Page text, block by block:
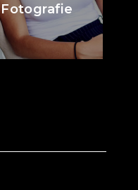
Fotografie